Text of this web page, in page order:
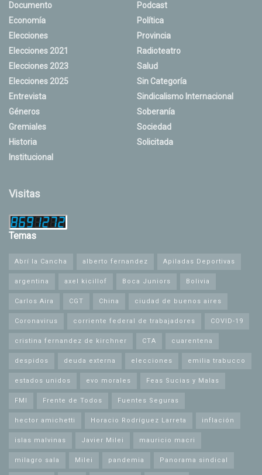
Documento
Economía
Elecciones
Elecciones 2021
Elecciones 2023
Elecciones 2025
Entrevista
Géneros
Gremiales
Historia
Institucional
Podcast
Política
Provincia
Radioteatro
Salud
Sin Categoría
Sindicalismo Internacional
Soberanía
Sociedad
Solicitada
Visitas
Temas
Abrí la Cancha alberto fernandez Apiladas Deportivas
argentina axel kicillof Boca Juniors Bolivia
Carlos Aira CGT China ciudad de buenos aires
Coronavirus corriente federal de trabajadores COVID-19
cristina fernandez de kirchner CTA cuarentena
despidos deuda externa elecciones emilia trabucco
estados unidos evo morales Feas Sucias y Malas
FMI Frente de Todos Fuentes Seguras
hector amichetti Horacio Rodríguez Larreta inflación
islas malvinas Javier Milei mauricio macri
milagro sala Milei pandemia Panorama sindical